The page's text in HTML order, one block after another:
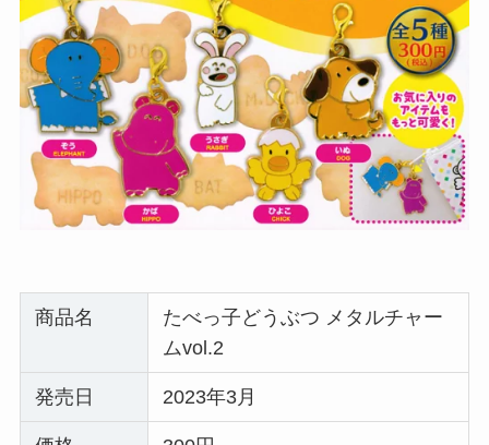
商品名
たべっ子どうぶつ メタルチャー
ムvol.2
発売日 2023年3月